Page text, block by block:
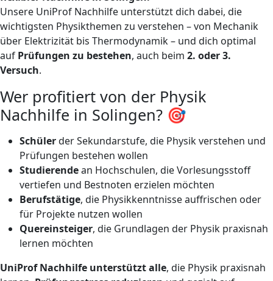
Unsere UniProf Nachhilfe unterstützt dich dabei, die
wichtigsten Physikthemen zu verstehen – von Mechanik
über Elektrizität bis Thermodynamik – und dich optimal
auf Prüfungen zu bestehen, auch beim 2. oder 3.
Versuch.
Wer profitiert von der Physik
Nachhilfe in Solingen? 🎯
Schülerder Sekundarstufe, die Physik verstehen und
Prüfungen bestehen wollen
Studierendean Hochschulen, die Vorlesungsstoff
vertiefen und Bestnoten erzielen möchten
Berufstätige, die Physikkenntnisse auffrischen oder
für Projekte nutzen wollen
Quereinsteiger, die Grundlagen der Physik praxisnah
lernen möchten
UniProf Nachhilfe unterstützt alle, die Physik praxisnah